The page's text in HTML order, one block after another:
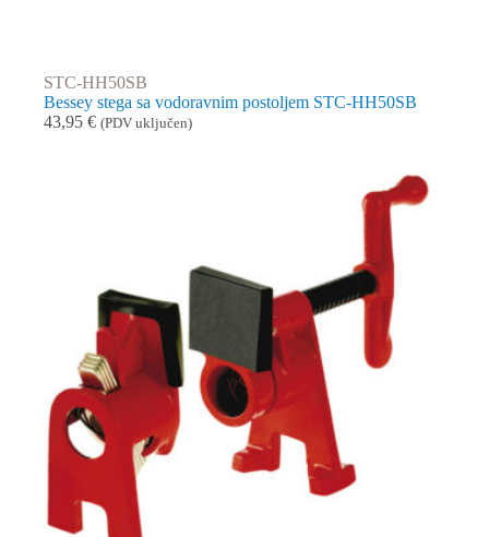
STC-HH50SB
Bessey stega sa vodoravnim postoljem STC-HH50SB
43,95 € (PDV uključen)